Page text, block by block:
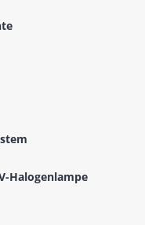
Qualität der
Halogenlampe